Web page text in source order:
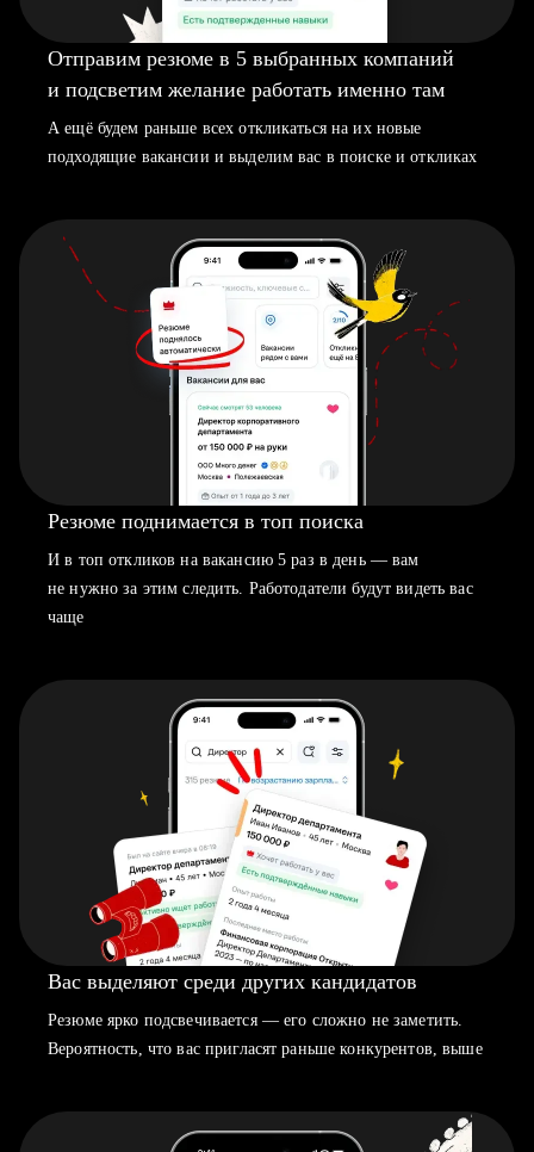
Отправим резюме в 5 выбранных компаний
и подсветим желание работать именно там
А ещё будем раньше всех откликаться на их новые
подходящие вакансии и выделим вас в поиске и откликах
Резюме поднимается в топ поиска
И в топ откликов на вакансию 5 раз в день — вам
не нужно за этим следить. Работодатели будут видеть вас
чаще
Вас выделяют среди других кандидатов
Резюме ярко подсвечивается — его сложно не заметить.
Вероятность, что вас пригласят раньше конкурентов, выше